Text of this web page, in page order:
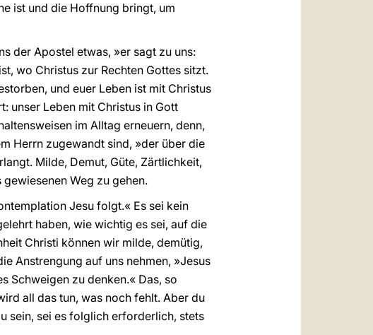
ist und die Hoffnung bringt, um
der Apostel etwas, »er sagt zu uns:
wo Christus zur Rechten Gottes sitzt.
und euer Leben ist mit Christus
unser Leben mit Christus in Gott
im Alltag erneuern, denn,
Herrn zugewandt sind, »der über die
Milde, Demut, Güte, Zärtlichkeit,
Weg zu gehen.
Jesu folgt.« Es sei kein
haben, wie wichtig es sei, auf die
Christi können wir milde, demütig,
Anstrengung auf uns nehmen, »Jesus
Schweigen zu denken.« Das, so
all das tun, was noch fehlt. Aber du
sein, sei es folglich erforderlich, stets